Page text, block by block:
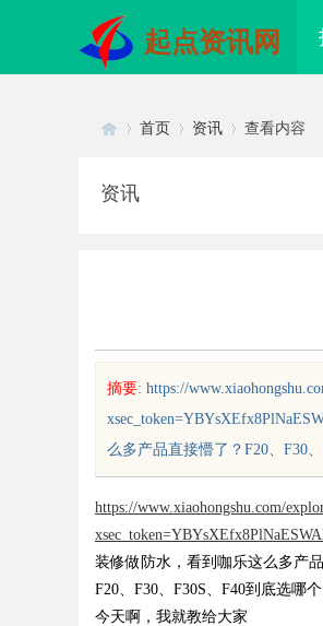
起点资讯网
首页 资讯 查看内容
资讯
摘要: https://
么多产品直接懵了？F20、F30
https://www.xiaohongshu.com/
装修做防水，看到咖乐这么多产
F20、F30、F30S、F40到底选哪个
今天啊，我就教给大家
AC 国际医疗实验室，标准化研